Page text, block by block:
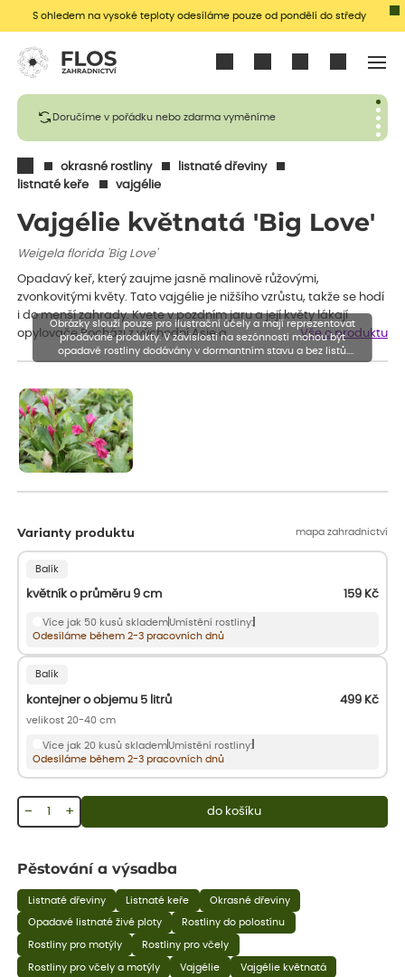
S ohledem na vysoké teploty odesíláme pouze od pondělí do středy
Doručíme v pořádku nebo zdarma vyměníme
okrasné rostliny
listnaté dřeviny
listnaté keře
vajgélie
Vajgélie květnatá 'Big Love'
Weigela florida 'Big Love'
Opadavý keř, který zaujme jasně malinově růžovými,
zvonkovitými květy. Tato vajgélie je nižšího vzrůstu, takže se hodí
i do menší zahrady. Kvete v pozdním jaru a její květy lákají
opylovače.Pochází z východní Asie a…
Vše o produktu
Varianty produktu mapa zahradnictví
Balík
květník o průměru 9 cm 159 Kč
Více jak 50 kusů sklademUmístění rostliny:
Odesíláme během 2-3 pracovních dnů
Balík
kontejner o objemu 5 litrů 499 Kč
velikost 20-40 cm
Více jak 20 kusů sklademUmístění rostliny:
Odesíláme během 2-3 pracovních dnů
+
− do košíku
Obrázky slouží pouze pro ilustrační účely a mají reprezentovat
prodávané produkty. V závislosti na sezónnosti mohou být
opadavé rostliny dodávány v dormantním stavu a bez listů.
Rostliny mohou být také sestřiženy níže, než je uvedená výška,
Pěstování a výsadba
Listnaté dřeviny Listnaté keře Okrasné dřeviny
Opadavé listnaté živé ploty Rostliny do polostínu
Rostliny pro motýly Rostliny pro včely
Rostliny pro včely a motýly Vajgélie Vajgélie květnatá